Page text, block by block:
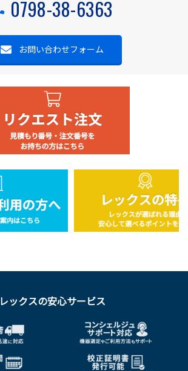
0798-38-6363
お問い合わせフォーム
レックスの安心サービス